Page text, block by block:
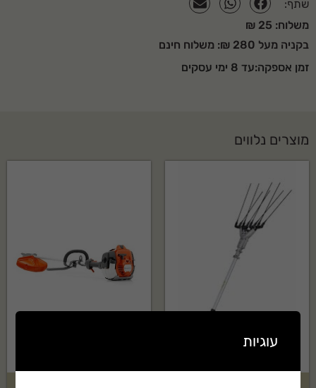
שתף:
משלוח: 25 ₪
בקניה מעל 280 ₪: משלוח חינם
זמן אספקה:עד 8 ימי עסקים
מוצרים נלווים
עוגיות